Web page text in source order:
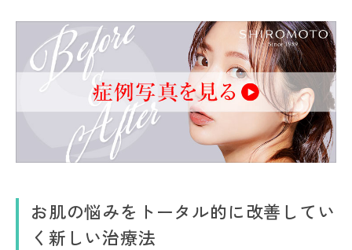
お肌の悩みをトータル的に改善してい
く新しい治療法